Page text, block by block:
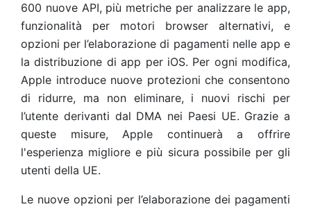
600 nuove API, più metriche per analizzare le app,
funzionalità per motori browser alternativi, e
opzioni per l’elaborazione di pagamenti nelle app e
la distribuzione di app per iOS. Per ogni modifica,
Apple introduce nuove protezioni che consentono
di ridurre, ma non eliminare, i nuovi rischi per
l’utente derivanti dal DMA nei Paesi UE. Grazie a
queste misure, Apple continuerà a offrire
l'esperienza migliore e più sicura possibile per gli
utenti della UE.
Le nuove opzioni per l’elaborazione dei pagamenti